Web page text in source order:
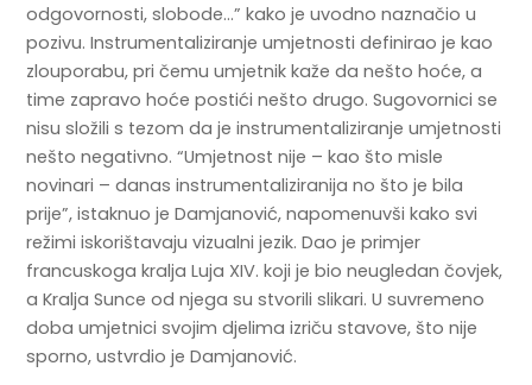
odgovornosti, slobode…” kako je uvodno naznačio u
pozivu. Instrumentaliziranje umjetnosti definirao je kao
zlouporabu, pri čemu umjetnik kaže da nešto hoće, a
time zapravo hoće postići nešto drugo. Sugovornici se
nisu složili s tezom da je instrumentaliziranje umjetnosti
nešto negativno. “Umjetnost nije – kao što misle
novinari – danas instrumentaliziranija no što je bila
prije”, istaknuo je Damjanović, napomenuvši kako svi
režimi iskorištavaju vizualni jezik. Dao je primjer
francuskoga kralja Luja XIV. koji je bio neugledan čovjek,
a Kralja Sunce od njega su stvorili slikari. U suvremeno
doba umjetnici svojim djelima izriču stavove, što nije
sporno, ustvrdio je Damjanović.